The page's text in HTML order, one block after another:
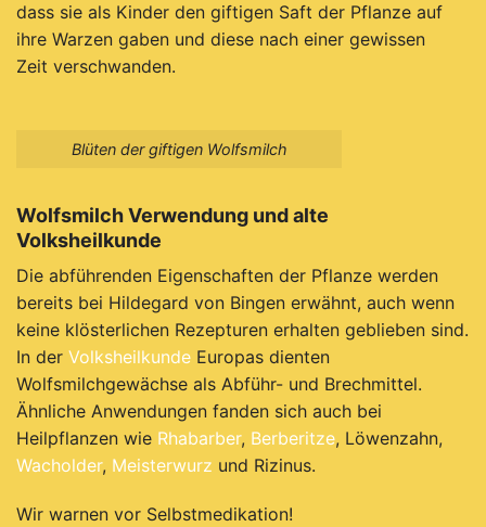
dass sie als Kinder den giftigen Saft der Pflanze auf
ihre Warzen gaben und diese nach einer gewissen
Zeit verschwanden.
Blüten der giftigen Wolfsmilch
Wolfsmilch Verwendung und alte
Volksheilkunde
Die abführenden Eigenschaften der Pflanze werden
bereits bei Hildegard von Bingen erwähnt, auch wenn
keine klösterlichen Rezepturen erhalten geblieben sind.
In der Volksheilkunde Europas dienten
Wolfsmilchgewächse als Abführ- und Brechmittel.
Ähnliche Anwendungen fanden sich auch bei
Heilpflanzen wie Rhabarber, Berberitze, Löwenzahn,
Wacholder, Meisterwurz und Rizinus.
Wir warnen vor Selbstmedikation!